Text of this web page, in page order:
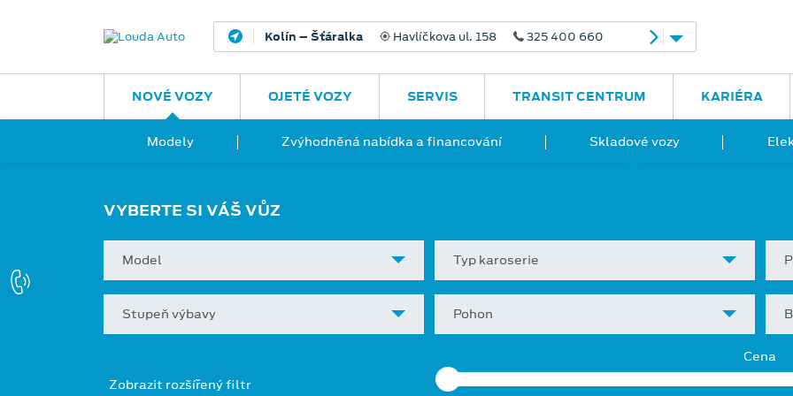
Kolín – Šťáralka Havlíčkova ul. 158 325 400 660
NOVÉ VOZY
Modely Zvýhodněná nabídka a financování Skladové vozy
OJETÉ VOZY SERVIS TRANSIT CENTRUM KARIÉRA
VYBERTE SI VÁŠ VŮZ
Model Typ karoserie
Stupeň výbavy Pohon
Zobrazit rozšířený filtr
Cena